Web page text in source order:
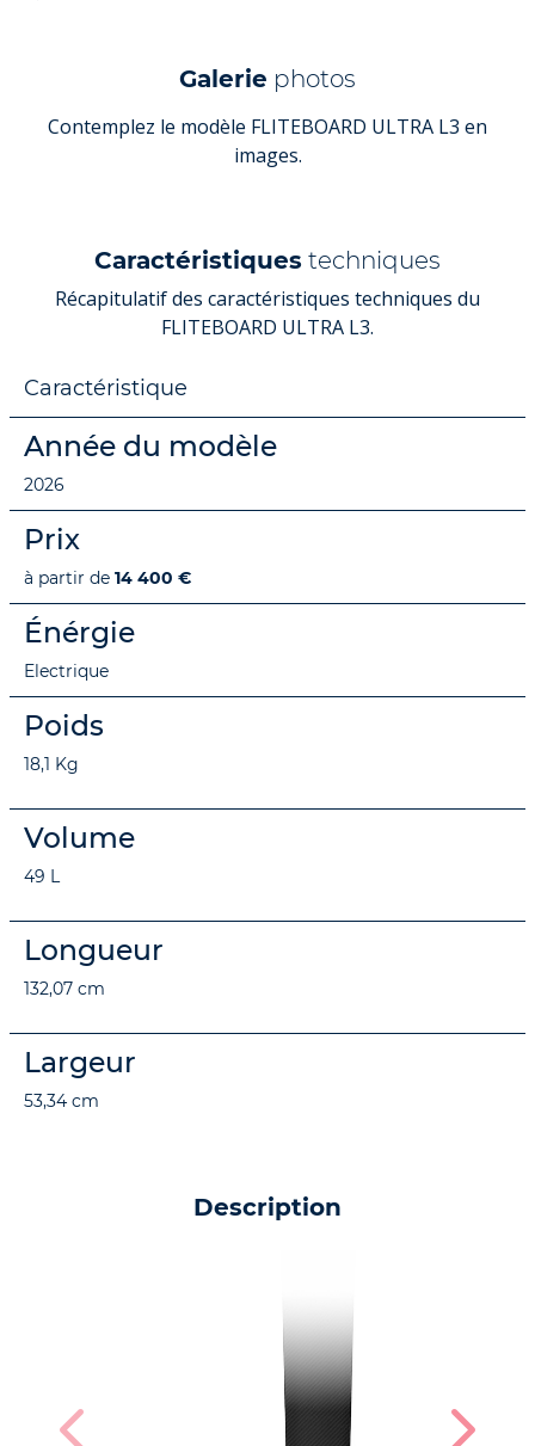
Galerie photos
Contemplez le modèle FLITEBOARD ULTRA L3 en
images.
Caractéristiques techniques
Récapitulatif des caractéristiques techniques du
FLITEBOARD ULTRA L3.
Caractéristique
Année du modèle
2026
Prix
à partir de 14 400 €
Énérgie
Electrique
Poids
18,1 Kg
Volume
49 L
Longueur
132,07 cm
Largeur
53,34 cm
Description